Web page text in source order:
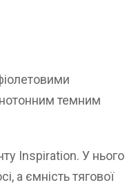
темним
Inspiration. У нього
а ємність тягової